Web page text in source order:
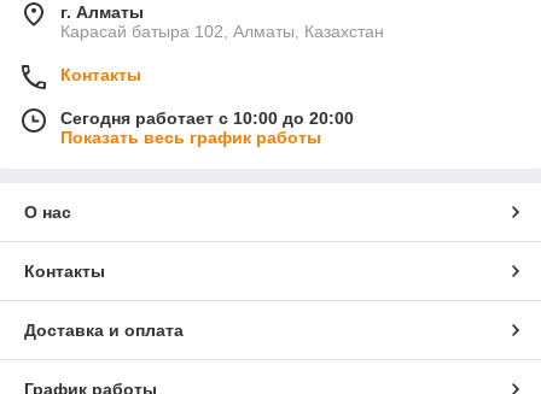
г. Алматы
Карасай батыра 102, Алматы, Казахстан
Контакты
Сегодня работает с 10:00 до 20:00
Показать весь график работы
О нас
Контакты
Доставка и оплата
График работы